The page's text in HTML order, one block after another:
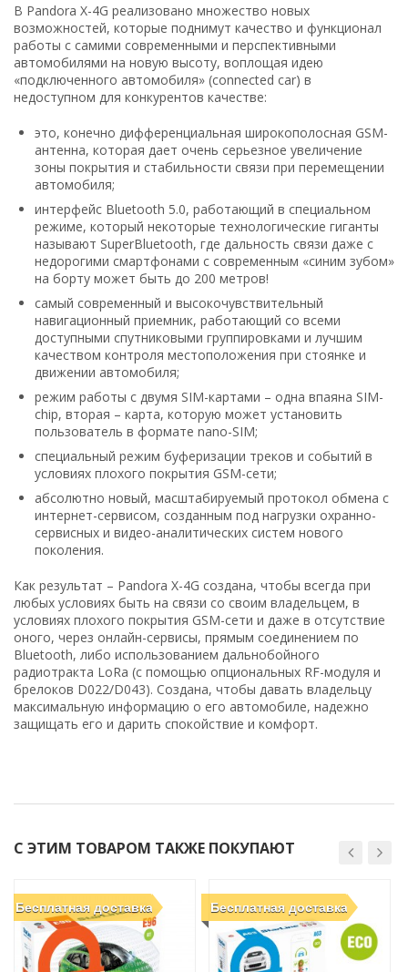
В Pandora X-4G реализовано множество новых
возможностей, которые поднимут качество и функционал
работы с самими современными и перспективными
автомобилями на новую высоту, воплощая идею
«подключенного автомобиля» (connected car) в
недоступном для конкурентов качестве:
это, конечно дифференциальная широкополосная GSM-
антенна, которая дает очень серьезное увеличение
зоны покрытия и стабильности связи при перемещении
автомобиля;
интерфейс Bluetooth 5.0, работающий в специальном
режиме, который некоторые технологические гиганты
называют SuperBluetooth, где дальность связи даже с
недорогими смартфонами с современным «синим зубом»
на борту может быть до 200 метров!
самый современный и высокочувствительный
навигационный приемник, работающий со всеми
доступными спутниковыми группировками и лучшим
качеством контроля местоположения при стоянке и
движении автомобиля;
режим работы с двумя SIM-картами – одна впаяна SIM-
chip, вторая – карта, которую может установить
пользователь в формате nano-SIM;
специальный режим буферизации треков и событий в
условиях плохого покрытия GSM-сети;
абсолютно новый, масштабируемый протокол обмена с
интернет-сервисом, созданным под нагрузки охранно-
сервисных и видео-аналитических систем нового
поколения.
Как результат – Pandora X-4G создана, чтобы всегда при
любых условиях быть на связи со своим владельцем, в
условиях плохого покрытия GSM-сети и даже в отсутствие
оного, через онлайн-сервисы, прямым соединением по
Bluetooth, либо использованием дальнобойного
радиотракта LoRa (с помощью опциональных RF-модуля и
брелоков D022/D043). Создана, чтобы давать владельцу
максимальную информацию о его автомобиле, надежно
защищать его и дарить спокойствие и комфорт.
С ЭТИМ ТОВАРОМ ТАКЖЕ ПОКУПАЮТ
Бесплатная доставка Бесплатная доставка